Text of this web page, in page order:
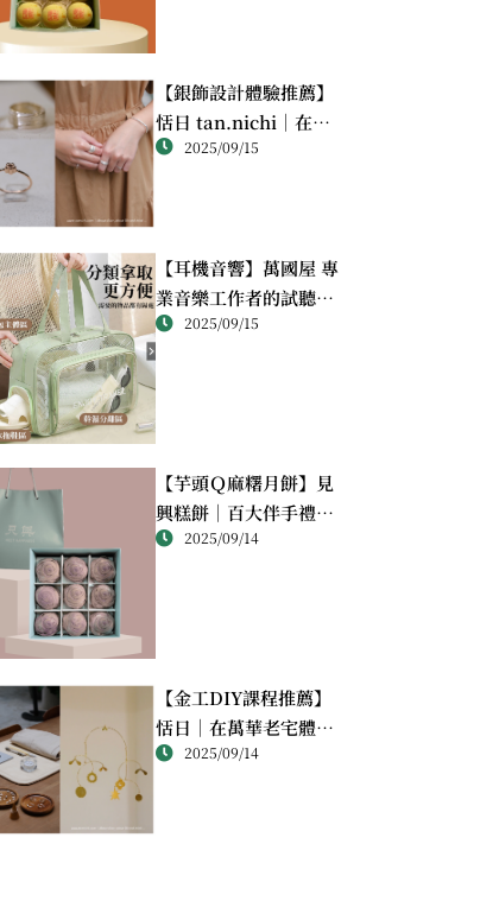
【銀飾設計體驗推薦】
恬日 tan.nichi｜在萬
華靜巷，親手完成屬於
2025/09/15
【耳機音響】萬國屋 專
業音樂工作者的試聽心
得 2025/09/15
【芋頭Ｑ麻糬月餅】見
興糕餅｜百大伴手禮推
薦的綿密酥香新體驗
2025/09/14
【金工DIY課程推薦】
恬日｜在萬華老宅體驗
純銀手作
2025/09/14